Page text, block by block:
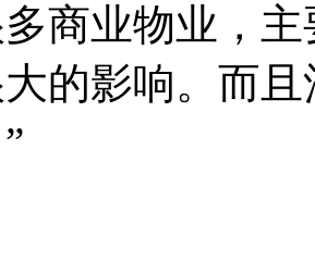
商业物业，
的影响。而